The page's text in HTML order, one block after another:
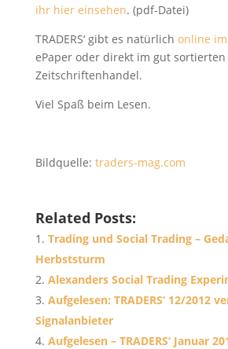
ihr hier einsehen. (pdf-Datei)
TRADERS‘ gibt es natürlich online
ePaper oder direkt im gut sortierten
Zeitschriftenhandel.
Viel Spaß beim Lesen.
Bildquelle: traders-mag.com
Related Posts:
Trading und Social Trading –
Herbststurm
Alexanders Social Trading
Aufgelesen: TRADERS‘ 12/2012
Signalanbieter
Aufgelesen – TRADERS‘ Januar